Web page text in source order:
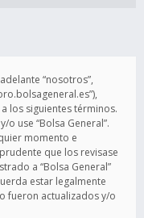
“nosotros”,
los siguientes términos.
use “Bolsa General”.
momento e
que los revisase
a “Bolsa General”
estar legalmente
fueron actualizados y/o